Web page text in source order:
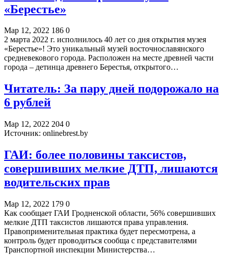
«Берестье»
Мар 12, 2022 186 0
2 марта 2022 г. исполнилось 40 лет со дня открытия музея
«Берестье»! Это уникальный музей восточнославянского
средневекового города. Расположен на месте древней части
города – детинца древнего Берестья, открытого…
Читатель: За пару дней подорожало на
6 рублей
Мар 12, 2022 204 0
Источник: onlinebrest.by
ГАИ: более половины таксистов,
совершивших мелкие ДТП, лишаются
водительских прав
Мар 12, 2022 179 0
Как сообщает ГАИ Гродненской области, 56% совершивших
мелкие ДТП таксистов лишаются права управления.
Правоприменительная практика будет пересмотрена, а
контроль будет проводиться сообща с представителями
Транспортной инспекции Министерства…